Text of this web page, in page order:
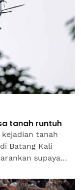
tanah runtuh
kejadian tanah
Batang Kali
supaya